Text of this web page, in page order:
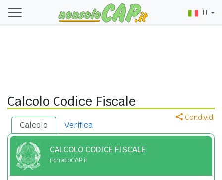
IT
Calcolo Codice Fiscale
Condividi
Calcolo Verifica
CALCOLO CODICE FISCALE
nonsoloCAP.it